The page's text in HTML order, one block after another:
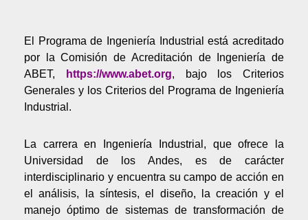
El Programa de Ingeniería Industrial está acreditado
por la Comisión de Acreditación de Ingeniería de
ABET,
https://www.abet.org, bajo los Criterios
Generales y los Criterios del Programa de Ingeniería
Industrial.
La carrera en Ingeniería Industrial, que ofrece la
Universidad de los Andes, es de carácter
interdisciplinario y encuentra su campo de acción en
el análisis, la síntesis, el diseño, la creación y el
manejo óptimo de sistemas de transformación de